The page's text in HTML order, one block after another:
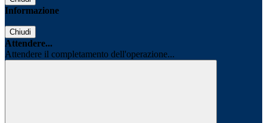
Informazione
Chiudi
Attendere...
Attendere il completamento dell'operazione...